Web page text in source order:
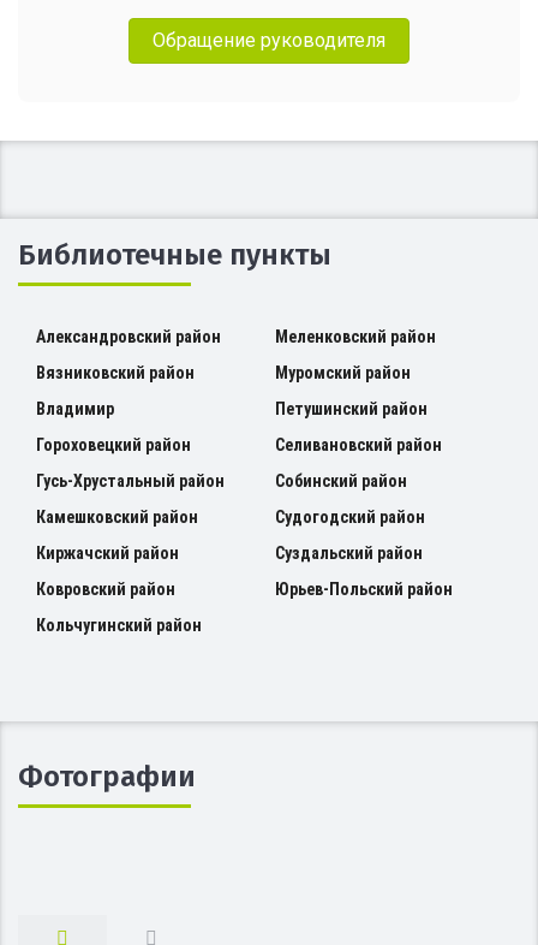
Обращение руководителя
Библиотечные пункты
Александровский район
Вязниковский район
Владимир
Гороховецкий район
Гусь-Хрустальный район
Камешковский район
Киржачский район
Ковровский район
Кольчугинский район
Меленковский район
Муромский район
Петушинский район
Селивановский район
Собинский район
Судогодский район
Суздальский район
Юрьев-Польский район
Фотографии